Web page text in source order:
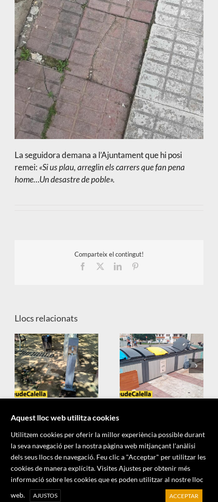
La seguidora demana a l’Ajuntament que hi posi
remei: «Si us plau, arreglin els carrers que fan pena
home…Un desastre de poble».
Comparteix el contingut!
Facebook
LinkedIn
Llocs relacionats
Copyright 2026 - Associació d'Informadors del Maresme
Aquest lloc web utilitza cookies
Utilitzem cookies per oferir la millor experiència possible durant
la seva navegació per la nostra pàgina web mitjançant l'anàlisi
dels seus llocs de navegació. Feu clic a "Acceptar" per utilitzar les
cookies de manera explícita. Visites Ajustes per obtenir més
informació sobre les cookies que es poden utilitzar al nostre lloc
web.
ACCEPTAR
AJUSTOS